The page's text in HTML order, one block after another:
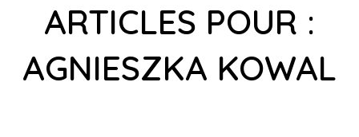
ARTICLES POUR :
AGNIESZKA KOWAL